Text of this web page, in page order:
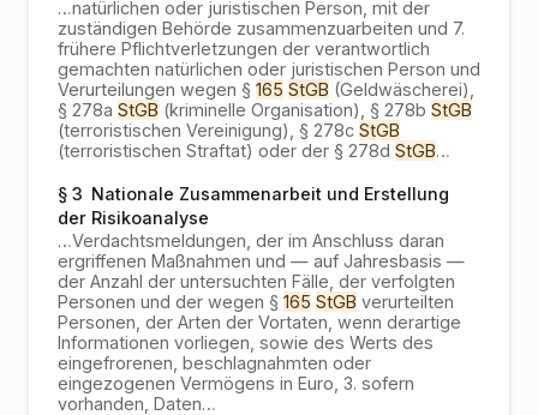
…natürlichen oder juristischen Person, mit der
zuständigen Behörde zusammenzuarbeiten und 7.
frühere Pflichtverletzungen der verantwortlich
gemachten natürlichen oder juristischen Person und
Verurteilungen wegen § 165 StGB (Geldwäscherei),
§ 278a StGB (kriminelle Organisation), § 278b StGB
(terroristischen Vereinigung), § 278c StGB
(terroristischen Straftat) oder der § 278d StGB…
§ 3 Nationale Zusammenarbeit und Erstellung
der Risikoanalyse
…Verdachtsmeldungen, der im Anschluss daran
ergriffenen Maßnahmen und — auf Jahresbasis —
der Anzahl der untersuchten Fälle, der verfolgten
Personen und der wegen § 165 StGB verurteilten
Personen, der Arten der Vortaten, wenn derartige
Informationen vorliegen, sowie des Werts des
eingefrorenen, beschlagnahmten oder
eingezogenen Vermögens in Euro, 3. sofern
vorhanden, Daten…